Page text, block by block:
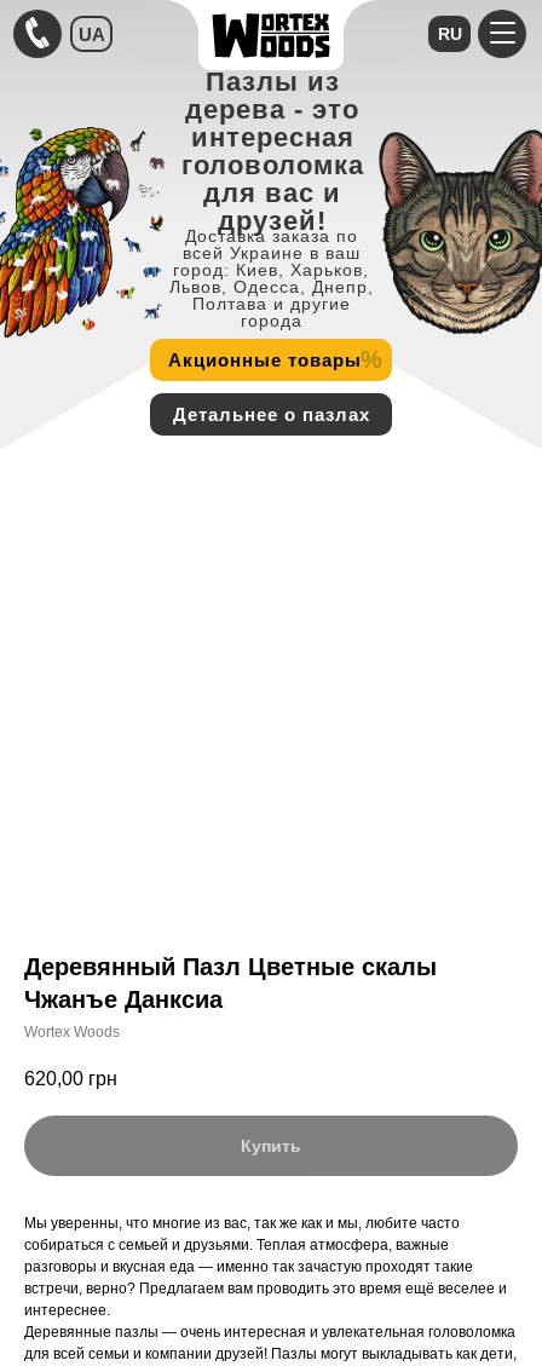
Акционные товары%
Пазлы из
дерева - это
интересная
головоломка
для вас и
друзей!
Доставка заказа по
всей Украине в ваш
город: Киев, Харьков,
Львов, Одесса, Днепр,
Полтава и другие
города
Детальнее о пазлах
UA RU
Деревянный Пазл Цветные скалы
Чжанъе Данксиа
Wortex Woods
620,00 грн
Купить
Мы уверенны, что многие из вас, так же как и мы, любите часто
собираться с семьей и друзьями. Теплая атмосфера, важные
разговоры и вкусная еда — именно так зачастую проходят такие
встречи, верно? Предлагаем вам проводить это время ещё веселее и
интереснее.
Деревянные пазлы — очень интересная и увлекательная головоломка
для всей семьи и компании друзей! Пазлы могут выкладывать как дети,